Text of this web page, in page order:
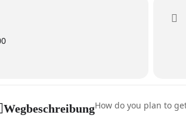
WegbeschreibungHow do you plan to